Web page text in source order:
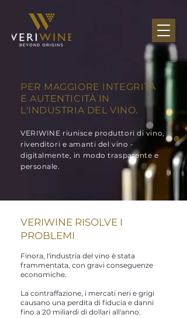
PER MAGGIORE INTEGRITÀ
E AUTENTICITÀ IN
L'INDUSTRIA DEL VINO.
VERIWINE riunisce produttori di vino,
rivenditori e amanti del vino -
digitalmente, in modo trasparente e
personale.
VERIWINE RISOLVE I
PROBLEMI
Finora, l'industria del vino è stata
frammentata, con gravi conseguenze
economiche.
La contraffazione, i mercati neri e grigi
causano una perdita di fiducia e danni
fino a 20 miliardi di dollari all'anno.